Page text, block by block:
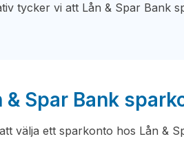
tycker vi att Lån & Spar Bank
Spar Bank
välja ett sparkonto hos Lån &